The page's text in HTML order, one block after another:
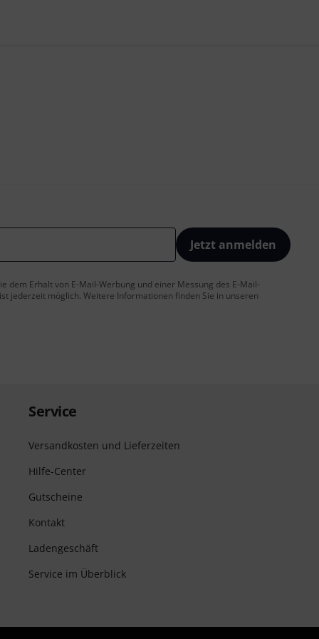
Jetzt anmelden
dem Erhalt von E-Mail-Werbung und einer Messung des E-Mail-
jederzeit möglich. Weitere Informationen finden Sie in unseren
Service
Versandkosten und Lieferzeiten
Hilfe-Center
Gutscheine
Kontakt
Ladengeschäft
Service im Überblick